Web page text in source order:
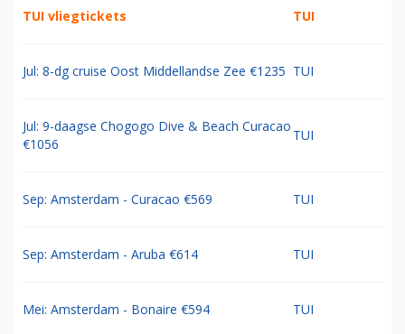
TUI vliegtickets TUI
Jul: 8-dg cruise Oost Middellandse Zee €1235 TUI
Jul: 9-daagse Chogogo Dive & Beach Curacao
€1056
TUI
Sep: Amsterdam - Curacao €569 TUI
Sep: Amsterdam - Aruba €614 TUI
Mei: Amsterdam - Bonaire €594 TUI